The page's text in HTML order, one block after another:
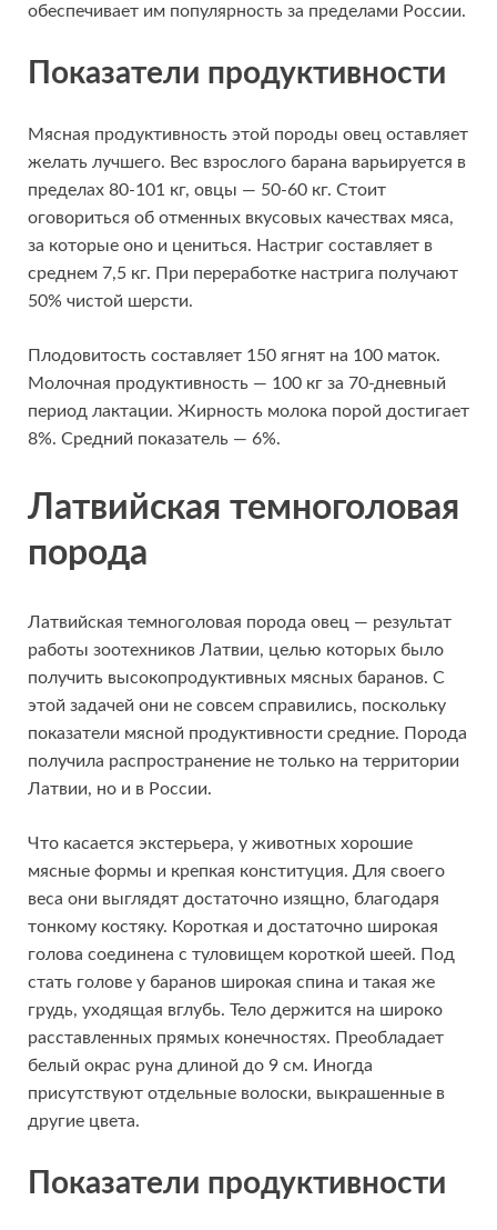
обеспечивает им популярность за пределами России.
Показатели продуктивности
Мясная продуктивность этой породы овец оставляет
желать лучшего. Вес взрослого барана варьируется в
пределах 80-101 кг, овцы — 50-60 кг. Стоит
оговориться об отменных вкусовых качествах мяса,
за которые оно и цениться. Настриг составляет в
среднем 7,5 кг. При переработке настрига получают
50% чистой шерсти.
Плодовитость составляет 150 ягнят на 100 маток.
Молочная продуктивность — 100 кг за 70-дневный
период лактации. Жирность молока порой достигает
8%. Средний показатель — 6%.
Латвийская темноголовая
порода
Латвийская темноголовая порода овец — результат
работы зоотехников Латвии, целью которых было
получить высокопродуктивных мясных баранов. С
этой задачей они не совсем справились, поскольку
показатели мясной продуктивности средние. Порода
получила распространение не только на территории
Латвии, но и в России.
Что касается экстерьера, у животных хорошие
мясные формы и крепкая конституция. Для своего
веса они выглядят достаточно изящно, благодаря
тонкому костяку. Короткая и достаточно широкая
голова соединена с туловищем короткой шеей. Под
стать голове у баранов широкая спина и такая же
грудь, уходящая вглубь. Тело держится на широко
расставленных прямых конечностях. Преобладает
белый окрас руна длиной до 9 см. Иногда
присутствуют отдельные волоски, выкрашенные в
другие цвета.
Показатели продуктивности